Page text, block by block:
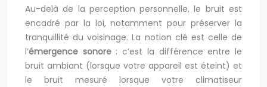
Au-delà de la perception personnelle, le bruit est
encadré par la loi, notamment pour préserver la
tranquillité du voisinage. La notion clé est celle de
l’émergence sonore: c’est la différence entre le
bruit ambiant (lorsque votre appareil est éteint) et
le bruit mesuré lorsque votre climatiseur